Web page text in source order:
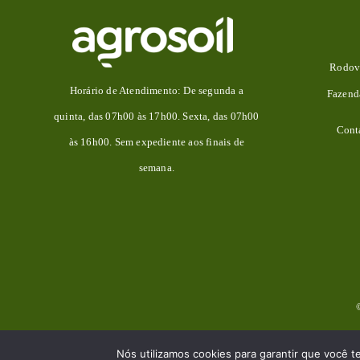
Horário de Atendimento: De segunda a
quinta, das 07h00 às 17h00. Sexta, das 07h00
às 16h00. Sem expediente aos finais de
semana.
Nós utilizamos cookies para garantir que você